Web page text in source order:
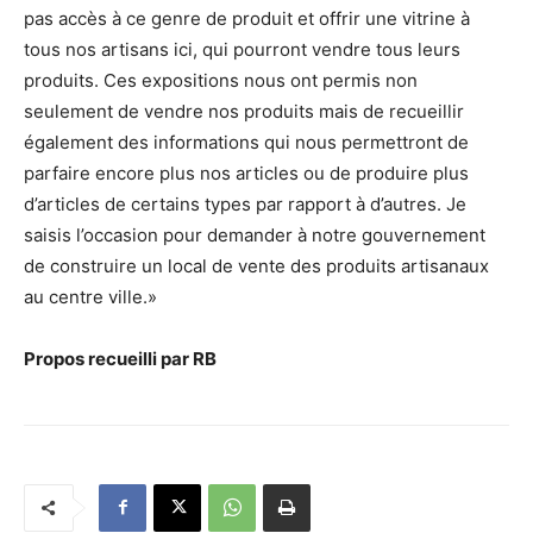
pas accès à ce genre de produit et offrir une vitrine à
tous nos artisans ici, qui pourront vendre tous leurs
produits. Ces expositions nous ont permis non
seulement de vendre nos produits mais de recueillir
également des informations qui nous permettront de
parfaire encore plus nos articles ou de produire plus
d’articles de certains types par rapport à d’autres. Je
saisis l’occasion pour demander à notre gouvernement
de construire un local de vente des produits artisanaux
au centre ville.»
Propos recueilli par RB